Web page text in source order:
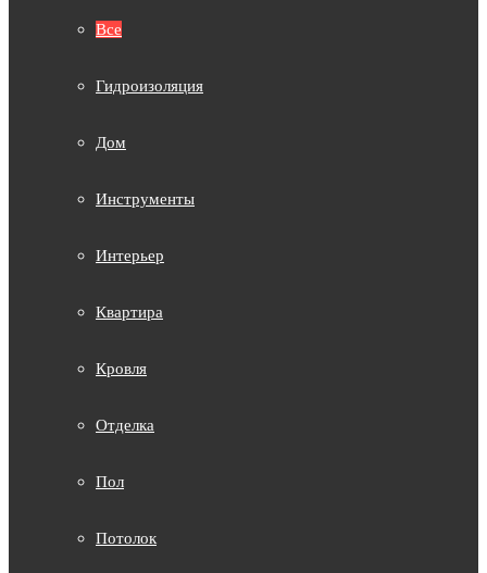
Все
Гидроизоляция
Дом
Инструменты
Интерьер
Квартира
Кровля
Отделка
Пол
Потолок